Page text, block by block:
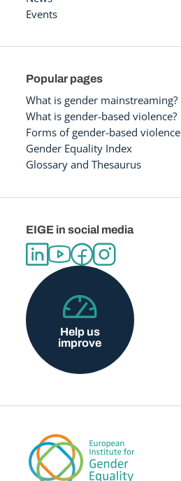
Events
Popular pages
What is gender mainstreaming?
What is gender-based violence?
Forms of gender-based violence
Gender Equality Index
Glossary and Thesaurus
EIGE in social media
Help us
improve